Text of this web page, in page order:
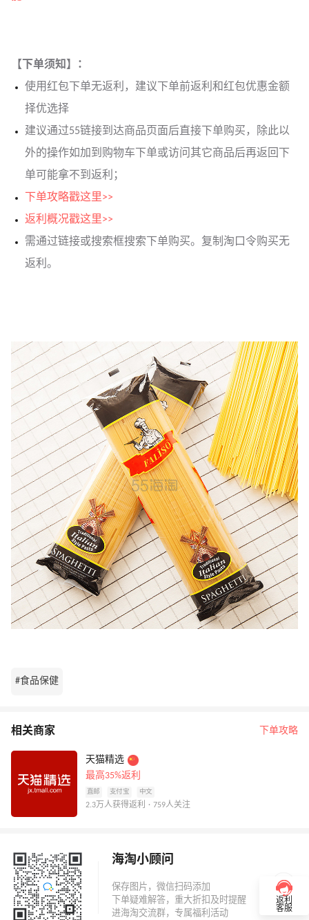
【下单须知】：
使用红包下单无返利，建议下单前返利和红包优惠金额
择优选择
建议通过55链接到达商品页面后直接下单购买，除此以
外的操作如加到购物车下单或访问其它商品后再返回下
单可能拿不到返利；
下单攻略戳这里>>
返利概况戳这里>>
需通过链接或搜索框搜索下单购买。复制淘口令购买无
返利。
#食品保健
相关商家 下单攻略
天猫精选
最高35%返利
直邮 支付宝 中文
2.3万人获得返利 · 759人关注
海淘小顾问
返利
客服